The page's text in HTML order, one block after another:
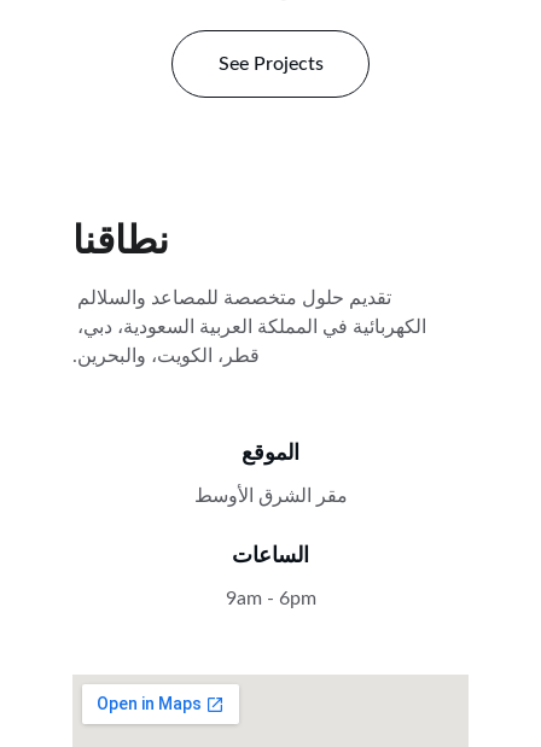
See Projects
نطاقنا
تقديم حلول متخصصة للمصاعد والسلالم
الكهربائية في المملكة العربية السعودية، دبي،
قطر، الكويت، والبحرين.
الموقع
مقر الشرق الأوسط
الساعات
9am - 6pm